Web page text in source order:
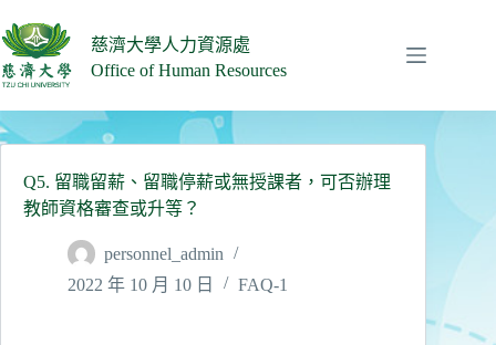
至
主
要
內
容
慈濟大學人力資源處
Office of Human Resources
Q5. 留職留薪、留職停薪或無授課者，可否辦理
教師資格審查或升等？
personnel_admin
2022 年 10 月 10 日
FAQ-1